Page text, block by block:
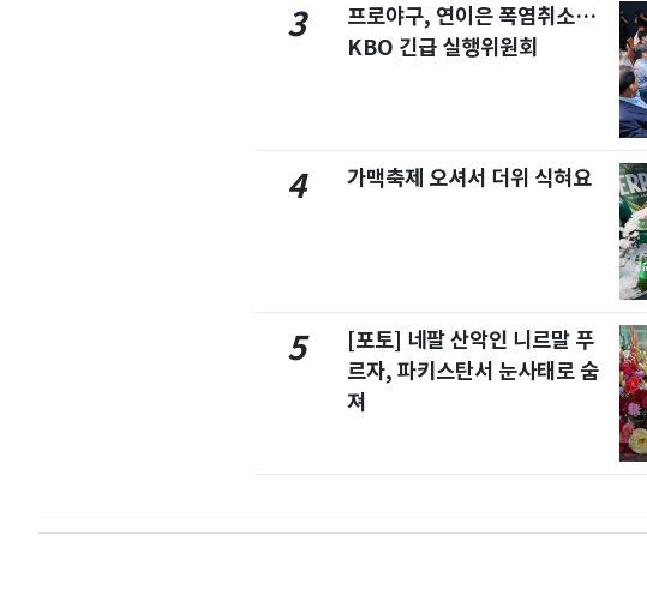
3
프로야구, 연이은 폭염취소…
KBO 긴급 실행위원회
4 가맥축제 오셔서 더위 식혀요
5
[포토] 네팔 산악인 니르말 푸
르자, 파키스탄서 눈사태로 숨
져